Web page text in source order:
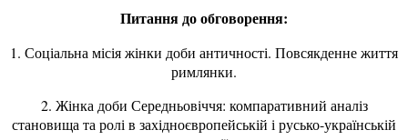
Питання до обговорення:
1. Соціальна місія жінки доби античності. Повсякденне життя
римлянки.
2. Жінка доби Середньовіччя: компаративний аналіз
становища та ролі в західноєвропейській і русько-українській